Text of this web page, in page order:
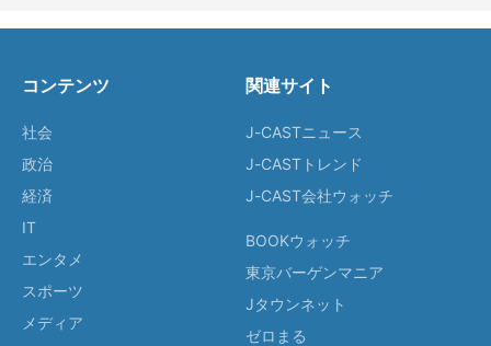
コンテンツ
社会
政治
経済
IT
エンタメ
スポーツ
メディア
関連サイト
J-CASTニュース
J-CASTトレンド
J-CAST会社ウォッチ
BOOKウォッチ
東京バーゲンマニア
Jタウンネット
ゼロまる